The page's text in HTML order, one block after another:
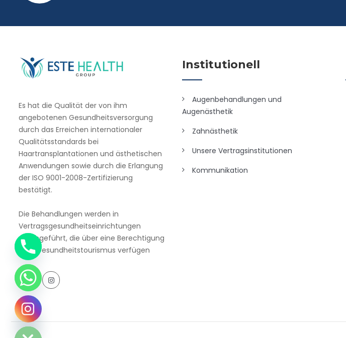
Es hat die Qualität der von ihm
angebotenen Gesundheitsversorgung
durch das Erreichen internationaler
Qualitätsstandards bei
Haartransplantationen und ästhetischen
Anwendungen sowie durch die Erlangung
der ISO 9001-2008-Zertifizierung
bestätigt.
Die Behandlungen werden in
Vertragsgesundheitseinrichtungen
durchgeführt, die über eine Berechtigung
zum Gesundheitstourismus verfügen
Institutionell
Augenbehandlungen und
Augenästhetik
Zahnästhetik
Unsere Vertragsinstitutionen
Kommunikation
Hide
Chaty